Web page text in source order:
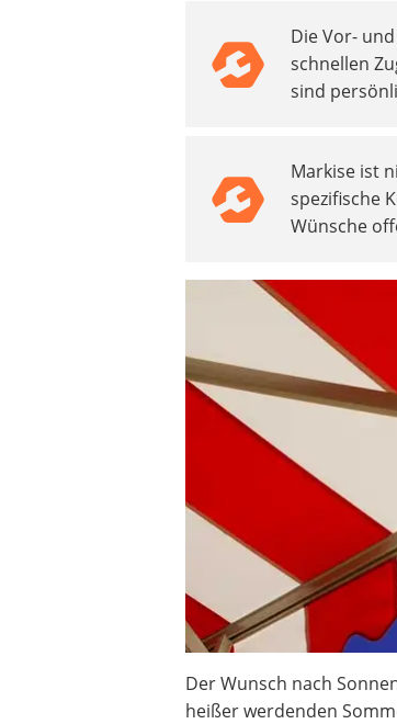
Fensterkontaktschalter
Die Vor-
schnellen
sind
Markise ist
spezifische
Wünsche
Der Wunsch nach
heißer werdenden